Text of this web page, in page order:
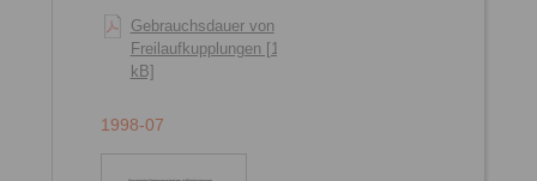
Gebrauchsdauer von
Freilaufkupplungen [146
kB]
1998-07